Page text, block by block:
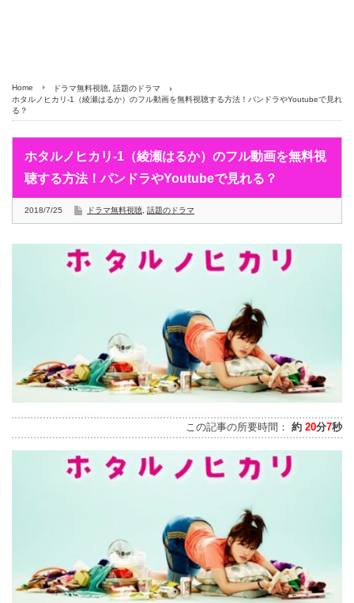
Home ドラマ無料視聴 話題のドラマ
ホタルノヒカリ-1（綾瀬はるか）のフル動画を無料視聴する方法！パンドラやYoutubeで見れ
る？
ホタルノヒカリ-1（綾瀬はるか）のフル動画を無料視
聴する方法！パンドラやYoutubeで見れる？
2018/7/25 ドラマ無料視聴 話題のドラマ
この記事の所要時間： 約 20分7秒